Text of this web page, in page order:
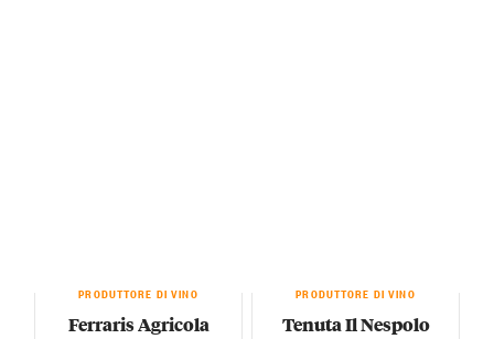
PRODUTTORE DI VINO
Ferraris Agricola
PRODUTTORE DI VINO
Tenuta Il Nespolo